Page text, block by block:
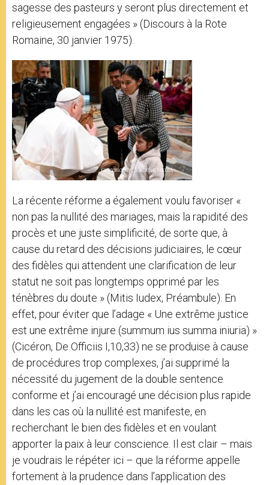
sagesse des pasteurs y seront plus directement et
religieusement engagées » (Discours à la Rote
Romaine, 30 janvier 1975).
La récente réforme a également voulu favoriser «
non pas la nullité des mariages, mais la rapidité des
procès et une juste simplificité, de sorte que, à
cause du retard des décisions judiciaires, le cœur
des fidèles qui attendent une clarification de leur
statut ne soit pas longtemps opprimé par les
ténèbres du doute » (Mitis Iudex, Préambule). En
effet, pour éviter que l’adage « Une extrême justice
est une extrême injure (summum ius summa iniuria) »
(Cicéron, De Officiis I,10,33) ne se produise à cause
de procédures trop complexes, j’ai supprimé la
nécessité du jugement de la double sentence
conforme et j’ai encouragé une décision plus rapide
dans les cas où la nullité est manifeste, en
recherchant le bien des fidèles et en voulant
apporter la paix à leur conscience. Il est clair – mais
je voudrais le répéter ici – que la réforme appelle
fortement à la prudence dans l’application des